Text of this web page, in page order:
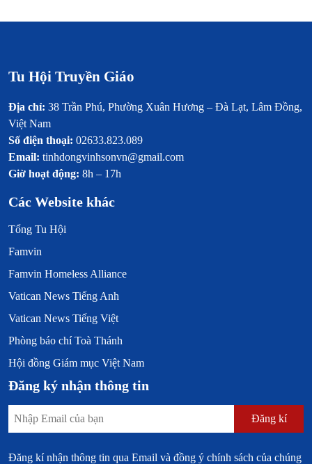
Tu Hội Truyền Giáo
Địa chỉ: 38 Trần Phú, Phường Xuân Hương – Đà Lạt, Lâm Đồng,
Việt Nam
Số điện thoại: 02633.823.089
Email: tinhdongvinhsonvn@gmail.com
Giờ hoạt động: 8h – 17h
Các Website khác
Tổng Tu Hội
Famvin
Famvin Homeless Alliance
Vatican News Tiếng Anh
Vatican News Tiếng Việt
Phòng báo chí Toà Thánh
Hội đồng Giám mục Việt Nam
Đăng ký nhận thông tin
Đăng kí
Đăng kí nhận thông tin qua Email và đồng ý chính sách của chúng